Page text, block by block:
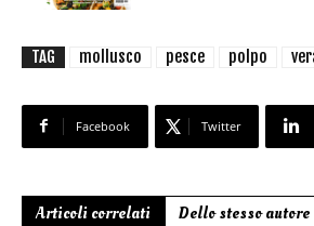
TAG mollusco pesce polpo
Facebook Twitter
Articoli correlati Dello stesso autore